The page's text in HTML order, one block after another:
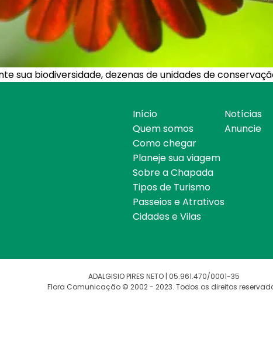
sua biodiversidade, dezenas de unidades de
Início
Quem somos
Como chegar
Planeje sua viagem
Sobre a Chapada
Tipos de Turismo
Passeios e Atrativos
Cidades e Vilas
Notícias
Anuncie
ADALGISIO PIRES NETO | 05.961.470/0001-35
Flora Comunicação © 2002 - 2023. Todos os direitos